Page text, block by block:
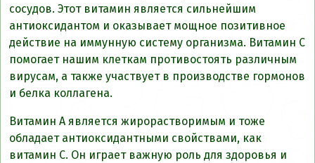
сосудов. Этот витамин является сильнейшим
антиоксидантом и оказывает мощное позитивное
действие на иммунную систему организма. Витамин С
помогает нашим клеткам противостоять различным
вирусам, а также участвует в производстве гормонов
и белка коллагена.
Витамин А является жирорастворимым и тоже
обладает антиоксидантными свойствами, как
витамин С. Он играет важную роль для здоровья и